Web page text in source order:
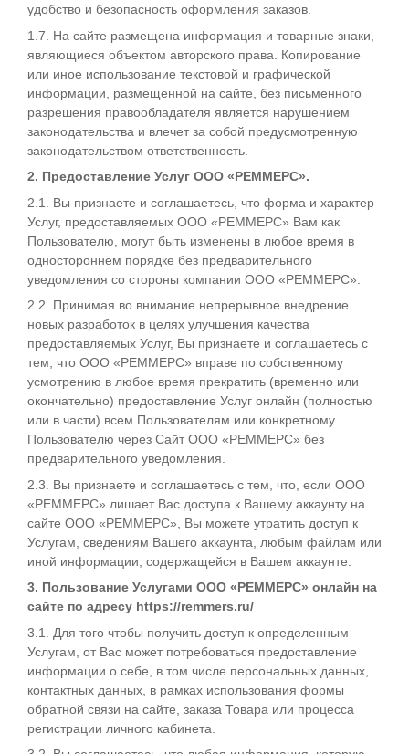
удобство и безопасность оформления заказов.
1.7. На сайте размещена информация и товарные знаки,
являющиеся объектом авторского права. Копирование
или иное использование текстовой и графической
информации, размещенной на сайте, без письменного
разрешения правообладателя является нарушением
законодательства и влечет за собой предусмотренную
законодательством ответственность.
2. Предоставление Услуг ООО «РЕММЕРС».
2.1. Вы признаете и соглашаетесь, что форма и характер
Услуг, предоставляемых ООО «РЕММЕРС» Вам как
Пользователю, могут быть изменены в любое время в
одностороннем порядке без предварительного
уведомления со стороны компании ООО «РЕММЕРС».
2.2. Принимая во внимание непрерывное внедрение
новых разработок в целях улучшения качества
предоставляемых Услуг, Вы признаете и соглашаетесь с
тем, что ООО «РЕММЕРС» вправе по собственному
усмотрению в любое время прекратить (временно или
окончательно) предоставление Услуг онлайн (полностью
или в части) всем Пользователям или конкретному
Пользователю через Сайт ООО «РЕММЕРС» без
предварительного уведомления.
2.3. Вы признаете и соглашаетесь с тем, что, если ООО
«РЕММЕРС» лишает Вас доступа к Вашему аккаунту на
сайте ООО «РЕММЕРС», Вы можете утратить доступ к
Услугам, сведениям Вашего аккаунта, любым файлам или
иной информации, содержащейся в Вашем аккаунте.
3. Пользование Услугами ООО «РЕММЕРС» онлайн на
сайте по адресу https://remmers.ru/
3.1. Для того чтобы получить доступ к определенным
Услугам, от Вас может потребоваться предоставление
информации о себе, в том числе персональных данных,
контактных данных, в рамках использования формы
обратной связи на сайте, заказа Товара или процесса
регистрации личного кабинета.